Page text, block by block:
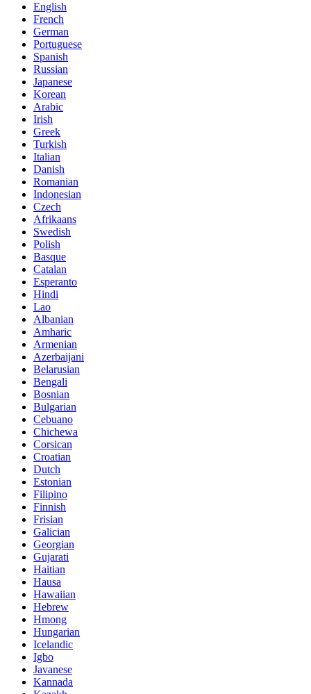
English
French
German
Portuguese
Spanish
Russian
Japanese
Korean
Arabic
Irish
Greek
Turkish
Italian
Danish
Romanian
Indonesian
Czech
Afrikaans
Swedish
Polish
Basque
Catalan
Esperanto
Hindi
Lao
Albanian
Amharic
Armenian
Azerbaijani
Belarusian
Bengali
Bosnian
Bulgarian
Cebuano
Chichewa
Corsican
Croatian
Dutch
Estonian
Filipino
Finnish
Frisian
Galician
Georgian
Gujarati
Haitian
Hausa
Hawaiian
Hebrew
Hmong
Hungarian
Icelandic
Igbo
Javanese
Kannada